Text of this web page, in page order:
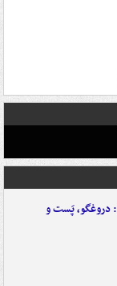
دروغگو، پَست‌ و